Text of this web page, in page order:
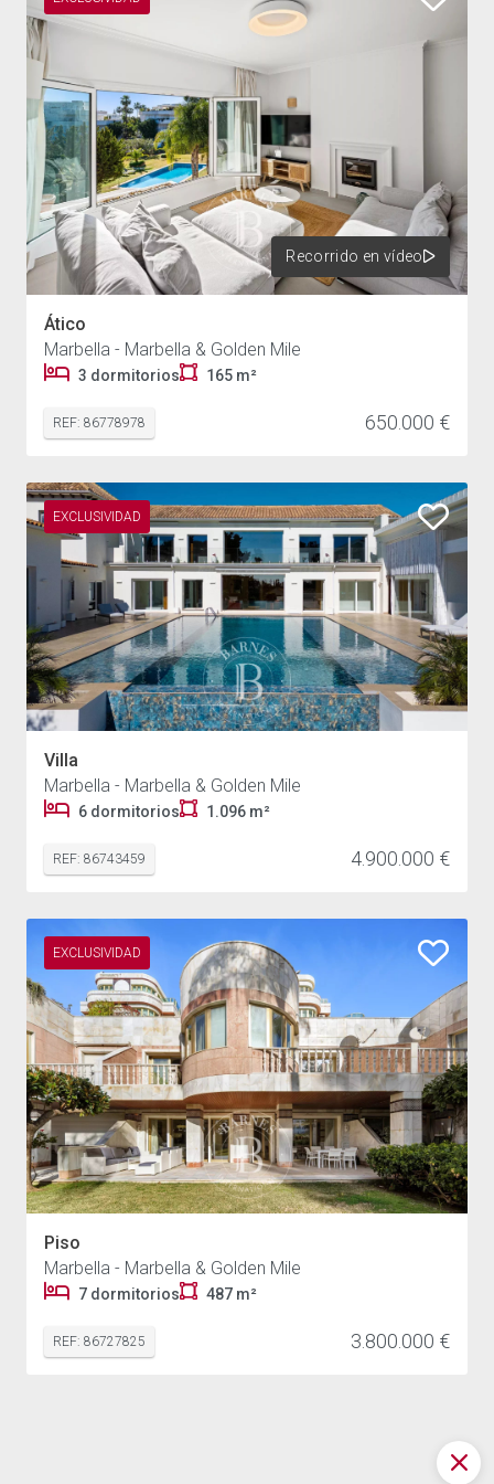
Recorrido en vídeo
Ático
Marbella - Marbella & Golden Mile
3 dormitorios 165 m²
REF: 86778978 650.000 €
EXCLUSIVIDAD
Villa
Marbella - Marbella & Golden Mile
6 dormitorios 1.096 m²
REF: 86743459 4.900.000 €
EXCLUSIVIDAD
Piso
Marbella - Marbella & Golden Mile
7 dormitorios 487 m²
REF: 86727825 3.800.000 €